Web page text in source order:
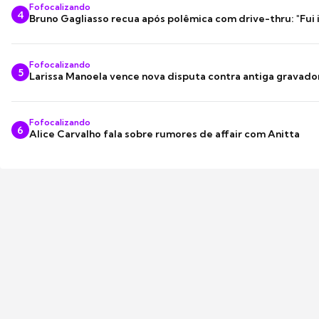
4
Fofocalizando
Bruno Gagliasso recua após polêmica com drive-thru: "Fui
5
Fofocalizando
Larissa Manoela vence nova disputa contra antiga
6
Fofocalizando
Alice Carvalho fala sobre rumores de affair com Anitta